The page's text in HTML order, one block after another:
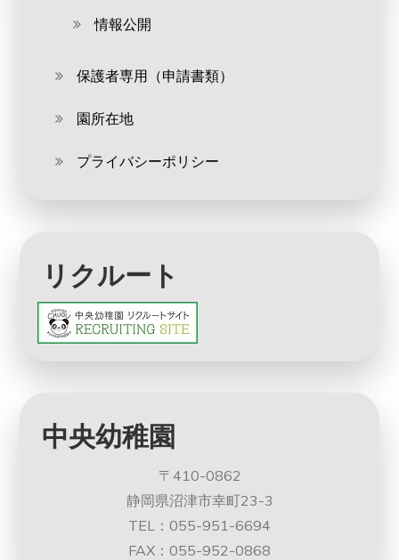
情報公開
保護者専用（申請書類）
園所在地
プライバシーポリシー
リクルート
中央幼稚園
〒410-0862
静岡県沼津市幸町23-3
TEL：055-951-6694
FAX：055-952-0868